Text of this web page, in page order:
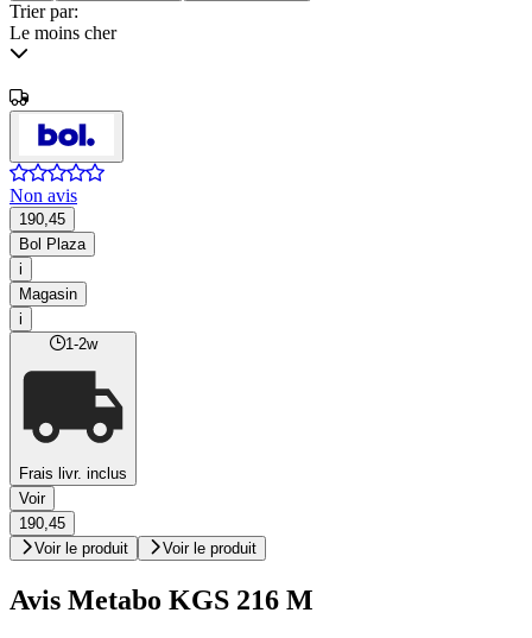
Trier par:
Le moins cher
Non avis
190,45
Bol Plaza
i
Magasin
i
1-2w
Frais livr. inclus
Voir
190,45
Voir le produit
Voir le produit
Avis Metabo KGS 216 M